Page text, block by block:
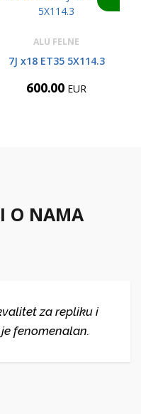
ALU FELNE
7J x18 ET35 5X114.3
600.00 EUR
O NAMA
za repliku i
fenomenalan.